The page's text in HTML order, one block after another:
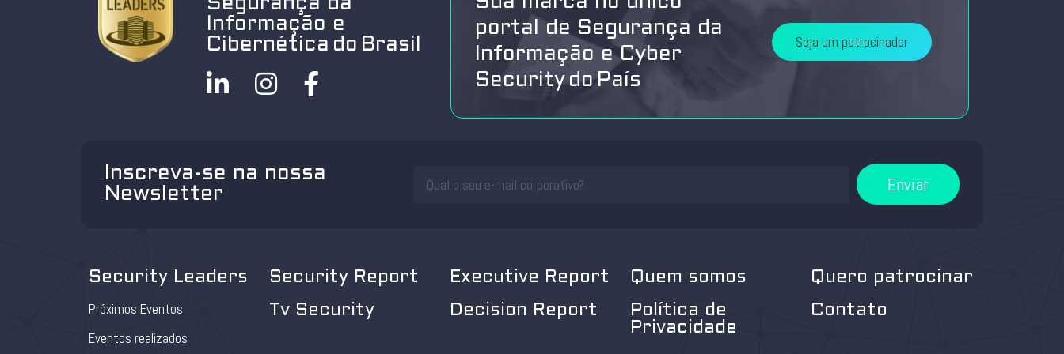
Segurança da
Informação e
Cibernética do Brasil
portal de Segurança da
Informação e Cyber
Security do País
Seja um patrocinador
Inscreva-se na nossa
Newsletter
Enviar
Security Leaders
Próximos Eventos
Eventos realizados
Security Report
Tv Security
Executive Report
Decision Report
Quem somos
Política de
Privacidade
Quero patrocinar
Contato